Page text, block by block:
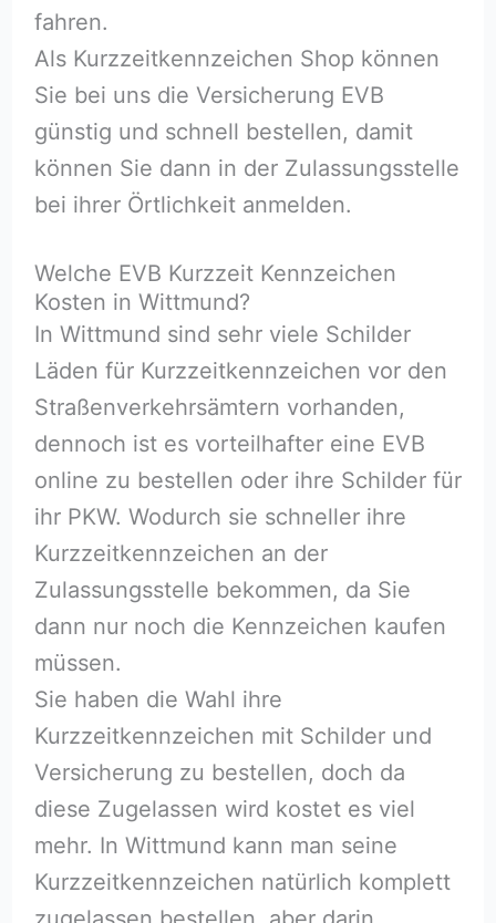
fahren.
Als Kurzzeitkennzeichen Shop können
Sie bei uns die Versicherung EVB
günstig und schnell bestellen, damit
können Sie dann in der Zulassungsstelle
bei ihrer Örtlichkeit anmelden.
Welche EVB Kurzzeit Kennzeichen
Kosten in Wittmund?
In Wittmund sind sehr viele Schilder
Läden für Kurzzeitkennzeichen vor den
Straßenverkehrsämtern vorhanden,
dennoch ist es vorteilhafter eine EVB
online zu bestellen oder ihre Schilder für
ihr PKW. Wodurch sie schneller ihre
Kurzzeitkennzeichen an der
Zulassungsstelle bekommen, da Sie
dann nur noch die Kennzeichen kaufen
müssen.
Sie haben die Wahl ihre
Kurzzeitkennzeichen mit Schilder und
Versicherung zu bestellen, doch da
diese Zugelassen wird kostet es viel
mehr. In Wittmund kann man seine
Kurzzeitkennzeichen natürlich komplett